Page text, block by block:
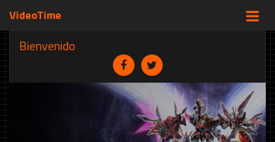
VideoTime
Bienvenido